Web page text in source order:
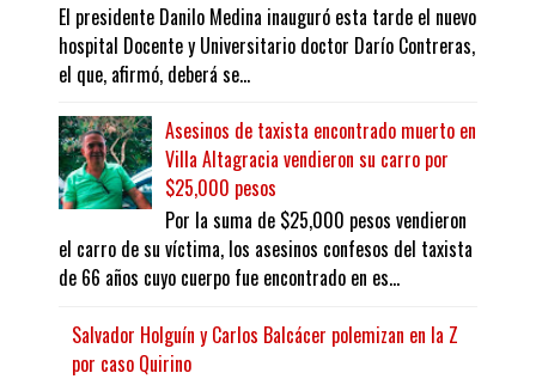
El presidente Danilo Medina inauguró esta tarde el nuevo
hospital Docente y Universitario doctor Darío Contreras,
el que, afirmó, deberá se...
Asesinos de taxista encontrado muerto en
Villa Altagracia vendieron su carro por
$25,000 pesos
Por la suma de $25,000 pesos vendieron
el carro de su víctima, los asesinos confesos del taxista
de 66 años cuyo cuerpo fue encontrado en es...
Salvador Holguín y Carlos Balcácer polemizan en la Z
por caso Quirino